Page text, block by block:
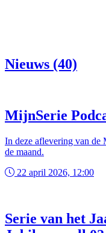
Nieuws (40)
MijnSerie
In deze aflevering van de
de maand.
22 april 2026, 12:00
Serie van het